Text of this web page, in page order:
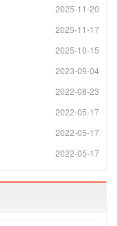
2025-11-20
2025-11-17
2025-10-15
2023-09-04
2022-08-23
2022-05-17
2022-05-17
2022-05-17